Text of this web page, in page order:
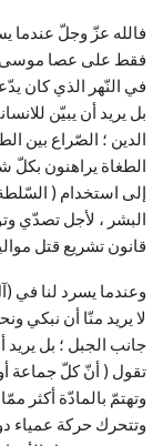
فالله عزّ وجلّ عندما
فقط على عصا موسى
في النّهر الذي كان
بل يريد أن يبيّن
الدين ؛ الصّراع بين
الطغاة يراهنون بكلّ
إلى استخدام (
البشر ، لأجل تصدّي
قانون تشريع قتل
وعندما يسرد لنا في
لا يريد منّا أن نبكي
جانب الجبل ؛ بل
تقول ( أنّ كلّ جماعة أو
وتهتمّ بالمادّة أكثر
وتتحرك حركة عمياء